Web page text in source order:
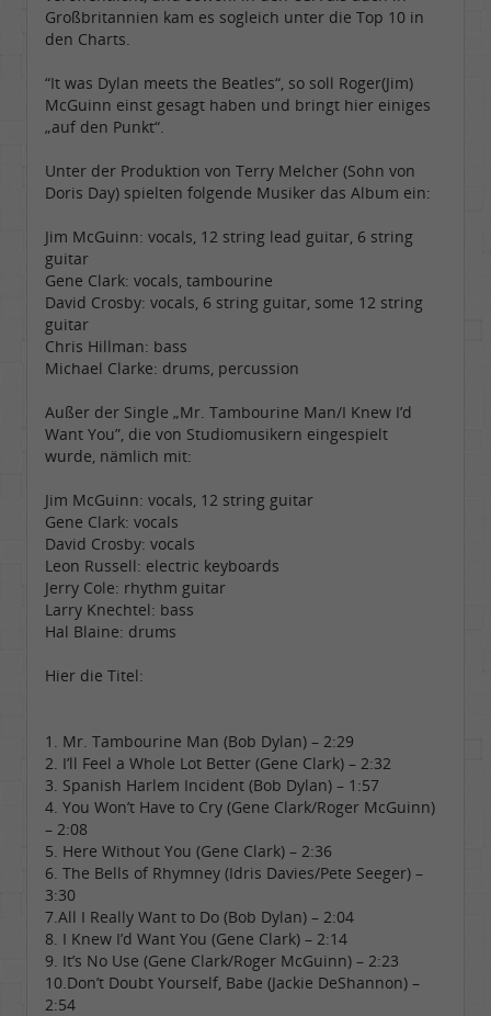
Großbritannien kam es sogleich unter die Top 10 in
den Charts.
“It was Dylan meets the Beatles“, so soll Roger(Jim)
McGuinn einst gesagt haben und bringt hier einiges
„auf den Punkt“.
Unter der Produktion von Terry Melcher (Sohn von
Doris Day) spielten folgende Musiker das Album ein:
Jim McGuinn: vocals, 12 string lead guitar, 6 string
guitar
Gene Clark: vocals, tambourine
David Crosby: vocals, 6 string guitar, some 12 string
guitar
Chris Hillman: bass
Michael Clarke: drums, percussion
Außer der Single „Mr. Tambourine Man/I Knew I’d
Want You”, die von Studiomusikern eingespielt
wurde, nämlich mit:
Jim McGuinn: vocals, 12 string guitar
Gene Clark: vocals
David Crosby: vocals
Leon Russell: electric keyboards
Jerry Cole: rhythm guitar
Larry Knechtel: bass
Hal Blaine: drums
Hier die Titel:
1. Mr. Tambourine Man (Bob Dylan) – 2:29
2. I’ll Feel a Whole Lot Better (Gene Clark) – 2:32
3. Spanish Harlem Incident (Bob Dylan) – 1:57
4. You Won’t Have to Cry (Gene Clark/Roger McGuinn)
– 2:08
5. Here Without You (Gene Clark) – 2:36
6. The Bells of Rhymney (Idris Davies/Pete Seeger) –
3:30
7.All I Really Want to Do (Bob Dylan) – 2:04
8. I Knew I’d Want You (Gene Clark) – 2:14
9. It’s No Use (Gene Clark/Roger McGuinn) – 2:23
10.Don’t Doubt Yourself, Babe (Jackie DeShannon) –
2:54